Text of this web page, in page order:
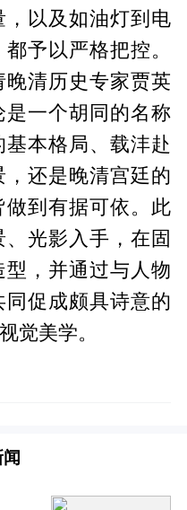
，以及如油灯到电
予以严格把控。
晚清历史专家贾英
一个胡同的名称
本格局、载沣赴
还是晚清宫廷的
到有据可依。此
光影入手，在固
，并通过与人物
促成颇具诗意的
觉美学。